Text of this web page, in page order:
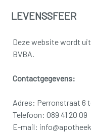
levenssfeer
Deze website wordt
BVBA.
Contactgegevens:
Adres: Perronstraat 6
Telefoon: 089 41 20 09
E-mail: